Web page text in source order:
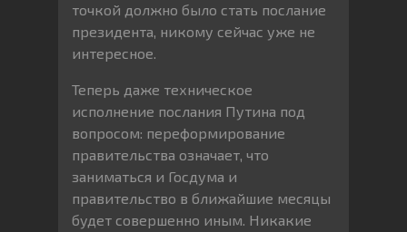
точкой должно было стать послание
президента, никому сейчас уже не
интересное.
Теперь даже техническое
исполнение послания Путина под
вопросом: переформирование
правительства означает, что
заниматься и Госдума и
правительство в ближайшие месяцы
будет совершенно иным. Никакие